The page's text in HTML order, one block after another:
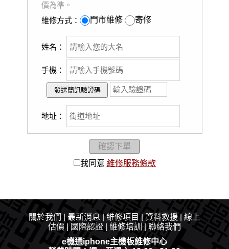
價為準。
維修方式：
門市維修 寄修
姓名：
手機：
地址：
我同意 維修服務條款
關於我們|最新消息 |​維修項目|資料救援|線上
估價|國際認證| 維修培訓|聯絡我們
e機通iphone主機板維修中心